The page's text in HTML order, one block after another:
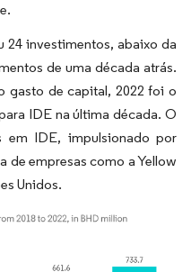
24 investimentos, abaixo da
de uma década atrás.
gasto de capital, 2022 foi o
IDE na última década. O
em IDE, impulsionado por
de empresas como a Yellow
Unidos.